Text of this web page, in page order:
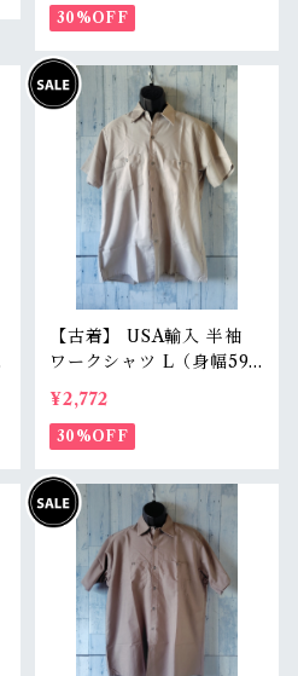
カジ RankB
30%OFF
【古着】 USA輸入 半袖
ワークシャツ L（身幅59.5
cm） ベージュグレー ス
ナップボタン 薄手 アメカ
ジ RankB
¥2,772
30%OFF